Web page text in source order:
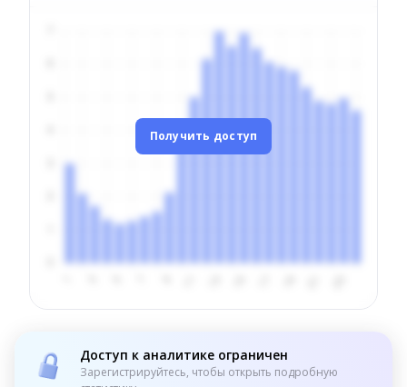
Получить доступ
Доступ к аналитике ограничен
Зарегистрируйтесь, чтобы открыть подробную